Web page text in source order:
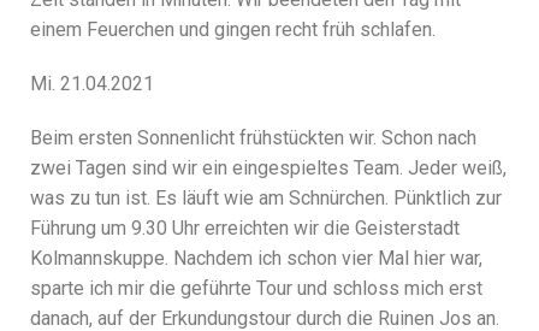
einem Feuerchen und gingen recht früh schlafen.
Mi. 21.04.2021
Beim ersten Sonnenlicht frühstückten wir. Schon nach
zwei Tagen sind wir ein eingespieltes Team. Jeder weiß,
was zu tun ist. Es läuft wie am Schnürchen. Pünktlich zur
Führung um 9.30 Uhr erreichten wir die Geisterstadt
Kolmannskuppe. Nachdem ich schon vier Mal hier war,
sparte ich mir die geführte Tour und schloss mich erst
danach, auf der Erkundungstour durch die Ruinen Jos an.